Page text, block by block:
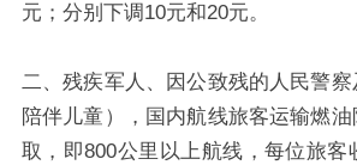
元；分别下调10元和20元。
二、残疾军人、因公致残的人民警察
陪伴儿童），国内航线旅客运输燃
取，即800公里以上航线，每位旅客